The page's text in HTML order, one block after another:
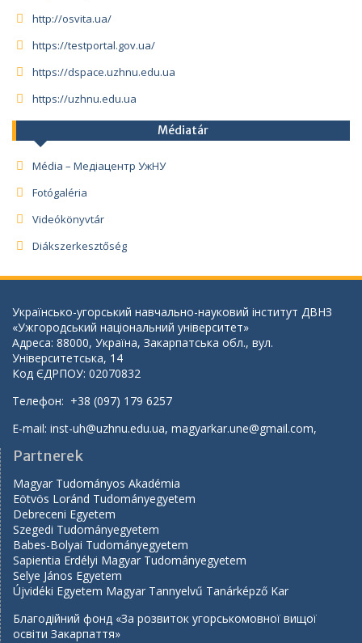
http://osvita.ua/
https://testportal.gov.ua/
https://dspace.uzhnu.edu.ua
https://uzhnu.edu.ua
Médiatár
Média – Медіацентр УжНУ
Fotógaléria
Videókönyvtár
Diákszerkesztőség
Українсько-угорський навчально-науковий інститут ДВНЗ
«Ужгородський національний університет»
Адреса: 88000, Україна, Закарпатська обл., вул.
Університетська, 14
Код ЄДРПОУ: 02070832
Телефон: +38 (097) 179 6257
E-mail: inst-uh@uzhnu.edu.ua, magyarkar.une@gmail.com,
Partnerek
Magyar Tudományos Akadémia
Eötvös Loránd Tudományegyetem
Debreceni Egyetem
Szegedi Tudományegyetem
Babes-Bolyai Tudományegyetem
Sapientia Erdélyi Magyar Tudományegyetem
Selye János Egyetem
Újvidéki Egyetem Magyar Tannyelvű Tanárképző Kar
Благодійний фонд «За розвиток угорськомовної вищої
освіти Закарпаття»